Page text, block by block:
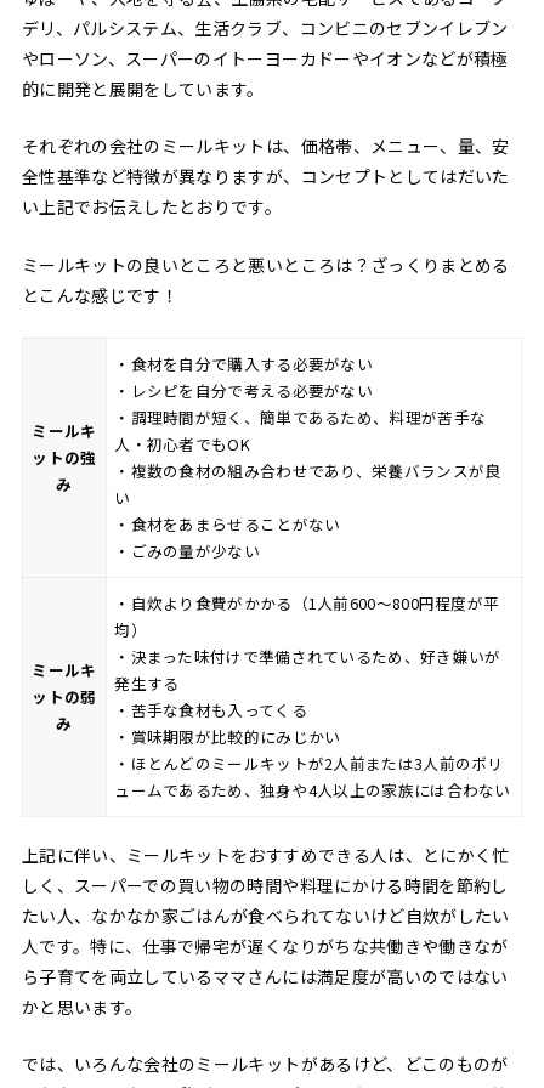
デリ、パルシステム、生活クラブ、コンビニのセブンイレブン
やローソン、スーパーのイトーヨーカドーやイオンなどが積極
的に開発と展開をしています。
それぞれの会社のミールキットは、価格帯、メニュー、量、安
全性基準など特徴が異なりますが、コンセプトとしてはだいた
い上記でお伝えしたとおりです。
ミールキットの良いところと悪いところは？ざっくりまとめる
とこんな感じです！
ミールキ
ットの強
み
・食材を自分で購入する必要がない
・レシピを自分で考える必要がない
・調理時間が短く、簡単であるため、料理が苦手な
人・初心者でもOK
・複数の食材の組み合わせであり、栄養バランスが良
い
・食材をあまらせることがない
・ごみの量が少ない
ミールキ
ットの弱
み
・自炊より食費がかかる（1人前600〜800円程度が平
均）
・決まった味付けで準備されているため、好き嫌いが
発生する
・苦手な食材も入ってくる
・賞味期限が比較的にみじかい
・ほとんどのミールキットが2人前または3人前のボリ
ュームであるため、独身や4人以上の家族には合わない
上記に伴い、ミールキットをおすすめできる人は、とにかく忙
しく、スーパーでの買い物の時間や料理にかける時間を節約し
たい人、なかなか家ごはんが食べられてないけど自炊がしたい
人です。特に、仕事で帰宅が遅くなりがちな共働きや働きなが
ら子育てを両立しているママさんには満足度が高いのではない
かと思います。
では、いろんな会社のミールキットがあるけど、どこのものが